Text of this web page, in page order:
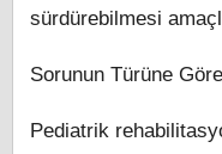
sürdürebilmesi
Sorunun Türüne
Pediatrik